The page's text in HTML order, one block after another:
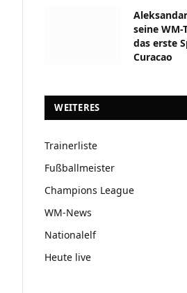
seine WM-
das erste
Curacao
WEITERES
Trainerliste
Fußballmeister
Champions League
WM-News
Nationalelf
Heute live